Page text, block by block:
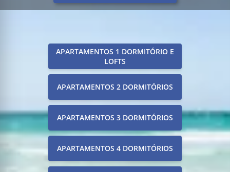
APARTAMENTOS 1 DORMITÓRIO E
LOFTS
APARTAMENTOS 2 DORMITÓRIOS
APARTAMENTOS 3 DORMITÓRIOS
APARTAMENTOS 4 DORMITÓRIOS